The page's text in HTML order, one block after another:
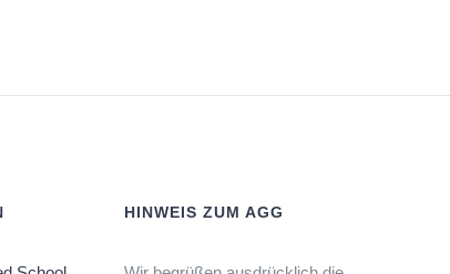
HINWEIS ZUM AGG